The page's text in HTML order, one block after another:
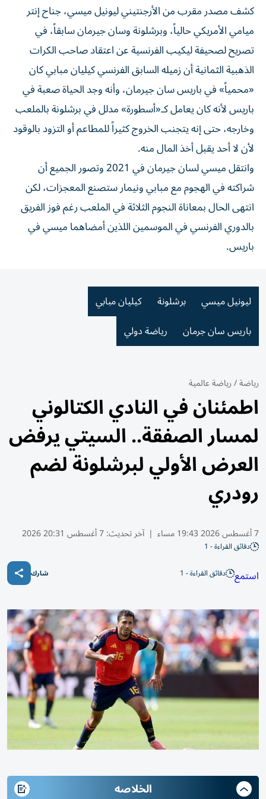
كشف مصدر مقرب من الأرجنتيني ليونيل ميسي، جناح إنتر
ميامي الأمريكي حالياً، وبرشلونة وسان جيرمان سابقاً، في
تصريح لصحيفة ليكيب الفرنسية عن اعتقاد صاحب الكرات
الذهبية الثمانية أن زميله السابق الفرنسي كيليان مبابي كان
«محمياً» في باريس سان جيرمان، وأنه وجد الحياة صعبة في
باريس لأنه كان يعامل كـ«أسطورة» مدلل في برشلونة بالملعب
وخارجه، حتى إنه يتجنب الخروج كثيراً للمطاعم أو التزود بالوقود
لأن لا أحد يقبل أخذ المال منه.
وانتقل ميسي لسان جيرمان في 2021 وتصور الجميع أن
شراكته في الهجوم مع مبابي ونيمار ستصنع المعجزات، لكن
انتهى الحال بمعاناة النجوم الثلاثة في الملعب رغم فوز الفريق
بالدوري الفرنسي في الموسمين اللذين أمضاهما ميسي في
باريس.
ليونيل ميسي برشلونة
كيليان مبابي
باريس سان جرمان
رياضة دولي
رياضة/رياضة عالمية
اطمئنان في النادي الكتالوني
لمسار الصفقة.. السيتي يرفض
العرض الأولي لبرشلونة لضم
رودري
7 أغسطس 2026 19:43 مساء | آخر تحديث:7 أغسطس 20:31 2026
دقائق القراءة - 1
استمع دقائق القراءة - 1 شارك
الخلاصه